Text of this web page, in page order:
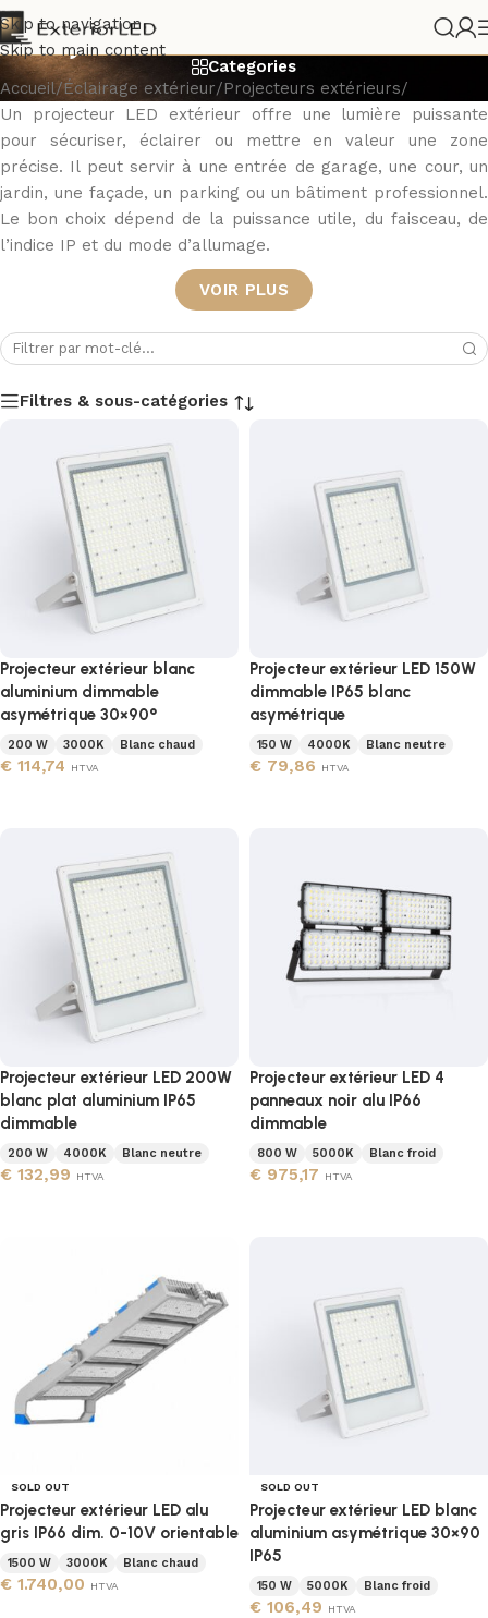
Skip to navigation
Skip to main content
Projecteurs LED extérieurs
Categories
Accueil/Éclairage extérieur/Projecteurs extérieurs/
Un projecteur LED extérieur offre une lumière puissante
pour sécuriser, éclairer ou mettre en valeur une zone
précise. Il peut servir à une entrée de garage, une cour, un
jardin, une façade, un parking ou un bâtiment professionnel.
Le bon choix dépend de la puissance utile, du faisceau, de
l’indice IP et du mode d’allumage.
VOIR PLUS
Filtres & sous-catégories
Projecteur extérieur blanc
aluminium dimmable
asymétrique 30×90°
200 W 3000K Blanc chaud
€ 114,74 HTVA
Projecteur extérieur LED 150W
dimmable IP65 blanc
asymétrique
150 W 4000K Blanc neutre
€ 79,86 HTVA
Projecteur extérieur LED 200W
blanc plat aluminium IP65
dimmable
200 W 4000K Blanc neutre
€ 132,99 HTVA
Projecteur extérieur LED 4
panneaux noir alu IP66
dimmable
800 W 5000K Blanc froid
€ 975,17 HTVA
SOLD OUT
Projecteur extérieur LED alu
gris IP66 dim. 0-10V orientable
1500 W 3000K Blanc chaud
€ 1.740,00 HTVA
SOLD OUT
Projecteur extérieur LED blanc
aluminium asymétrique 30×90
IP65
150 W 5000K Blanc froid
€ 106,49 HTVA